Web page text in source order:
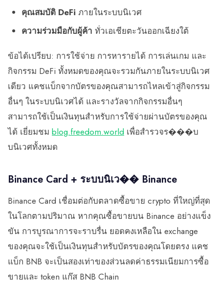
คุณสมบัติ DeFi ภายในระบบนิเวศ
ความร่วมมือกับผู้ค้า ทั่วเอเชียตะวันออกเฉียงใต้
ข้อได้เปรียบ: การใช้จ่าย การหารายได้ การเล่นเกม และ
กิจกรรม DeFi ทั้งหมดของคุณจะรวมกันภายในระบบนิเวศ
เดียว แคชแบ็กจากบัตรของคุณสามารถไหลเข้าสู่กิจกรรม
อื่นๆ ในระบบนิเวศได้ และรางวัลจากกิจกรรมอื่นๆ
สามารถใช้เป็นเงินทุนสำหรับการใช้จ่ายผ่านบัตรของคุณ
ได้ เยี่ยมชม blog.freedom.world เพื่อสำรวจร���บ
บนิเวศทั้งหมด
Binance Card + ระบบนิเว�� Binance
Binance Card เชื่อมต่อกับตลาดซื้อขาย crypto ที่ใหญ่ที่สุด
ในโลกตามปริมาณ หากคุณซื้อขายบน Binance อย่างแข็ง
ขัน การบูรณาการจะราบรื่น ยอดคงเหลือใน exchange
ของคุณจะใช้เป็นเงินทุนสำหรับบัตรของคุณโดยตรง แคช
แบ็ก BNB จะเป็นสองเท่าของส่วนลดค่าธรรมเนียมการซื้อ
ขายและ token แก๊ส BNB Chain